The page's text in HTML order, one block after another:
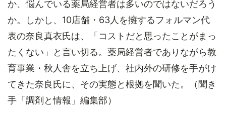
か、悩んでいる薬局経営者は多いのではないだろう
か。しかし、10店舗・63人を擁するフォルマン代
表の奈良真衣氏は、「コストだと思ったことがまっ
たくない」と言い切る。薬局経営者でありながら教
育事業・秋人舎を立ち上げ、社内外の研修を手がけ
てきた奈良氏に、その実態と根拠を聞いた。（聞き
手「調剤と情報」編集部）